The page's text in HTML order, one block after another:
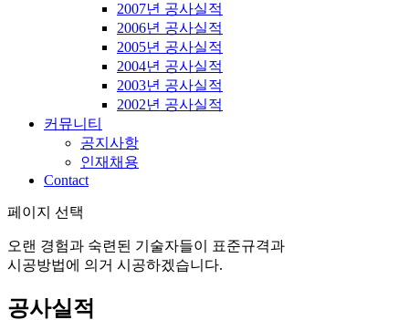
2007년 공사실적
2006년 공사실적
2005년 공사실적
2004년 공사실적
2003년 공사실적
2002년 공사실적
커뮤니티
공지사항
인재채용
Contact
페이지 선택
오랜 경험과 숙련된 기술자들이 표준규격과
시공방법에 의거 시공하겠습니다.
공사실적